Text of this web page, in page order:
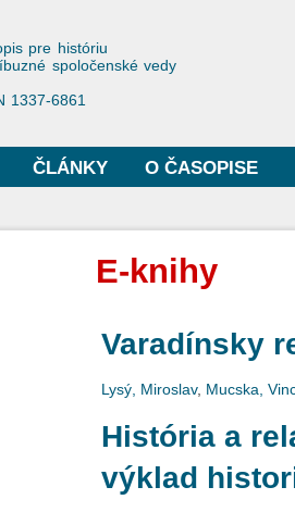
Historiae
pre históriu
spoločenské vedy
1337-6861
ČLÁNKY O ČASOPISE
E-knihy
Varadínsky
Lysý, Miroslav, Mucska,
História a
výklad